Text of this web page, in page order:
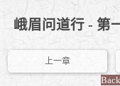
峨眉问道行 - 第
上一章